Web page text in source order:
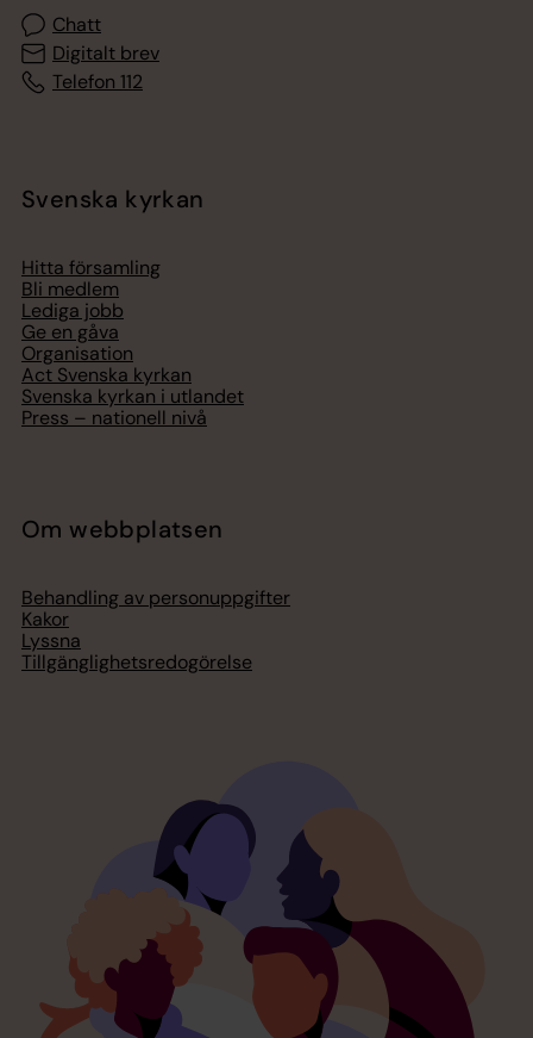
Chatt
Digitalt brev
Telefon 112
Svenska kyrkan
Hitta församling
Bli medlem
Lediga jobb
Ge en gåva
Organisation
Act Svenska kyrkan
Svenska kyrkan i utlandet
Press – nationell nivå
Om webbplatsen
Behandling av personuppgifter
Kakor
Lyssna
Tillgänglighetsredogörelse